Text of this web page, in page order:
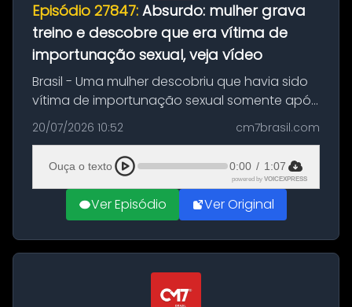
Episódio 27847: Absurdo: mulher grava
treino e descobre que era vítima de
importunação sexual, veja vídeo
Brasil - Uma mulher descobriu que havia sido
vítima de importunação sexual somente após
assistir a um vídeo que gravou enquanto
treinava na academia de um condomínio em
Feira de Santana, na Bahia. O c...
20/07/2026 10:52 cm7brasil.com
Ouça o texto 0:00 / 1:07
powered by VOICEXPRESS
Ver Episódio Ver Original